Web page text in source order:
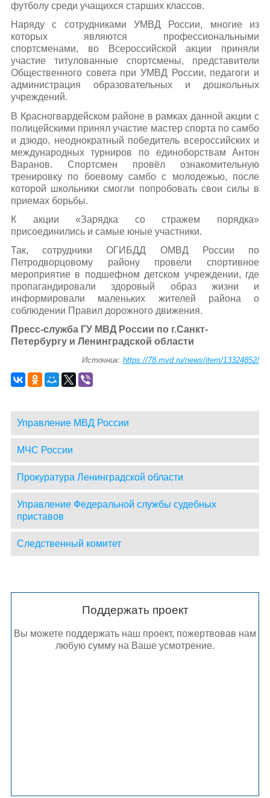
футболу среди учащихся старших классов.
Наряду с сотрудниками УМВД России, многие из
которых являются профессиональными
спортсменами, во Всероссийской акции приняли
участие титулованные спортсмены, представители
Общественного совета при УМВД России, педагоги и
администрация образовательных и дошкольных
учреждений.
В Красногвардейском районе в рамках данной акции с
полицейскими принял участие мастер спорта по самбо
и дзюдо, неоднократный победитель всероссийских и
международных турниров по единоборствам Антон
Варанов. Спортсмен провёл ознакомительную
тренировку по боевому самбо с молодежью, после
которой школьники смогли попробовать свои силы в
приемах борьбы.
К акции «Зарядка со стражем порядка»
присоединились и самые юные участники.
Так, сотрудники ОГИБДД ОМВД России по
Петродворцовому району провели спортивное
мероприятие в подшефном детском учреждении, где
пропагандировали здоровый образ жизни и
информировали маленьких жителей района о
соблюдении Правил дорожного движения.
Пресс-служба ГУ МВД России по г.Санкт-
Петербургу и Ленинградской области
Источник:https://78.mvd.ru/news/item/13324852/
Управление МВД России
МЧС России
Прокуратура Ленинградской области
Управление Федеральной службы судебных
приставов
Следственный комитет
Поддержать проект
Вы можете поддержать наш проект, пожертвовав нам
любую сумму на Ваше усмотрение.